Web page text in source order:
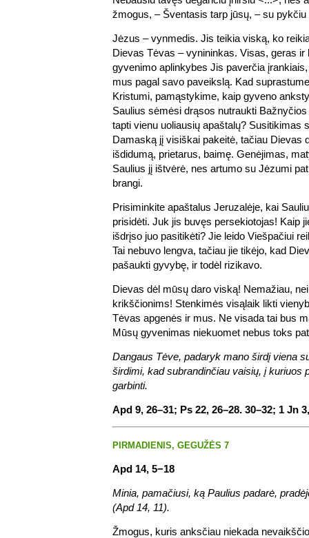
žmogus, – Šventasis tarp jūsų, – su pykčiu
Jėzus – vynmedis. Jis teikia viską, ko
Dievas Tėvas – vynininkas. Visas, geras ir
gyvenimo aplinkybes Jis paverčia
mus pagal savo paveikslą. Kad
Kristumi, pamąstykime, kaip gyveno
Saulius sėmėsi drąsos nutraukti
tapti vienu uoliausių apaštalų? Susitikimas
Damaską jį visiškai pakeitė, tačiau Dievas
išdidumą, prietarus, baimę. Genėjimas,
Saulius jį ištvėrė, nes artumo su Jėzumi
brangi.
Prisiminkite apaštalus Jeruzalėje, kai
prisidėti. Juk jis buvęs persekiotojas! Kaip
išdrįso juo pasitikėti? Jie leido Viešpačiui
Tai nebuvo lengva, tačiau jie tikėjo, kad
pašaukti gyvybę, ir todėl rizikavo.
Dievas dėl mūsų daro viską! Nemažiau,
krikščionims! Stenkimės visąlaik likti
Tėvas apgenės ir mus. Ne visada tai bus
Mūsų gyvenimas niekuomet nebus toks
Dangaus Tėve, padaryk mano širdį viena
širdimi, kad subrandinčiau vaisių, į kuriuos
garbinti.
Apd 9, 26–31; Ps 22, 26–28. 30–32; 1 Jn
PIRMADIENIS, GEGUŽĖS 7
Apd 14, 5−18
Minia, pamačiusi, ką Paulius padarė,
(Apd 14, 11).
Žmogus, kuris anksčiau niekada